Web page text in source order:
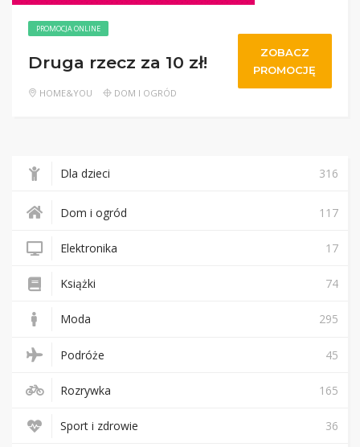
PROMOCJA ONLINE
Druga rzecz za 10 zł!
HOME&YOU DOM I OGRÓD
ZOBACZ
PROMOCJĘ
Dla dzieci 316
Dom i ogród 117
Elektronika 17
Książki 74
Moda 295
Podróże 45
Rozrywka 165
Sport i zdrowie 36